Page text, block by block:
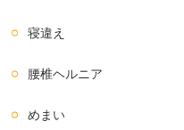
寝違え
腰椎ヘルニア
めまい